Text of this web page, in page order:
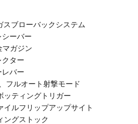
スブローバックシステム
シーバー
マガジン
クター
レバー
フルオート射撃モード
ッティングトリガー
イルフリップアップサイト
ングストック